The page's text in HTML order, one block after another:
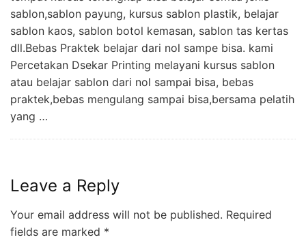
sablon,sablon payung, kursus sablon plastik, belajar
sablon kaos, sablon botol kemasan, sablon tas kertas
dll.Bebas Praktek belajar dari nol sampe bisa. kami
Percetakan Dsekar Printing melayani kursus sablon
atau belajar sablon dari nol sampai bisa, bebas
praktek,bebas mengulang sampai bisa,bersama pelatih
yang …
Leave a Reply
Your email address will not be published. Required
fields are marked *